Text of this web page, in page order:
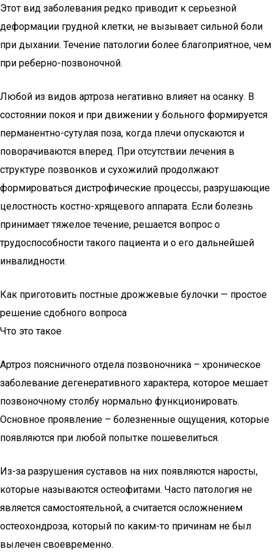
Этот вид заболевания редко приводит к серьезной
деформации грудной клетки, не вызывает сильной боли
при дыхании. Течение патологии более благоприятное, чем
при реберно-позвоночной.
Любой из видов артроза негативно влияет на осанку. В
состоянии покоя и при движении у больного формируется
перманентно-сутулая поза, когда плечи опускаются и
поворачиваются вперед. При отсутствии лечения в
структуре позвонков и сухожилий продолжают
формироваться дистрофические процессы, разрушающие
целостность костно-хрящевого аппарата. Если болезнь
принимает тяжелое течение, решается вопрос о
трудоспособности такого пациента и о его дальнейшей
инвалидности.
Как приготовить постные дрожжевые булочки — простое
решение сдобного вопроса
Что это такое
Артроз поясничного отдела позвоночника – хроническое
заболевание дегенеративного характера, которое мешает
позвоночному столбу нормально функционировать.
Основное проявление – болезненные ощущения, которые
появляются при любой попытке пошевелиться.
Из-за разрушения суставов на них появляются наросты,
которые называются остеофитами. Часто патология не
является самостоятельной, а считается осложнением
остеохондроза, который по каким-то причинам не был
вылечен своевременно.